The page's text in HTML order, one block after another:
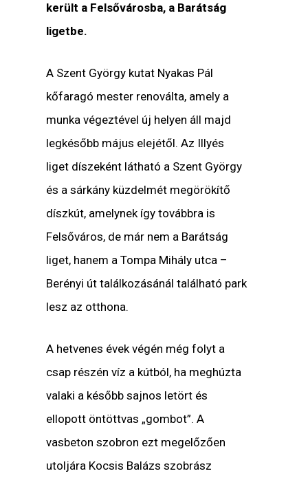
került a Felsővárosba, a Barátság
ligetbe.
A Szent György kutat Nyakas Pál
kőfaragó mester renoválta, amely a
munka végeztével új helyen áll majd
legkésőbb május elejétől. Az Illyés
liget díszeként látható a Szent György
és a sárkány küzdelmét megörökítő
díszkút, amelynek így továbbra is
Felsőváros, de már nem a Barátság
liget, hanem a Tompa Mihály utca –
Berényi út találkozásánál található park
lesz az otthona.
A hetvenes évek végén még folyt a
csap részén víz a kútból, ha meghúzta
valaki a később sajnos letört és
ellopott öntöttvas „gombot”. A
vasbeton szobron ezt megelőzően
utoljára Kocsis Balázs szobrász